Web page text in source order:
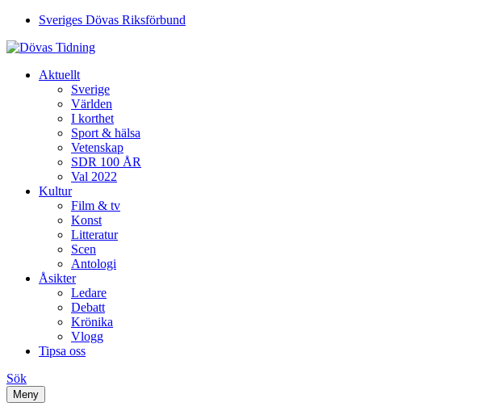
Sveriges Dövas Riksförbund
Aktuellt
Sverige
Världen
I korthet
Sport & hälsa
Vetenskap
SDR 100 ÅR
Val 2022
Kultur
Film & tv
Konst
Litteratur
Scen
Antologi
Åsikter
Ledare
Debatt
Krönika
Vlogg
Tipsa oss
Sök
Meny